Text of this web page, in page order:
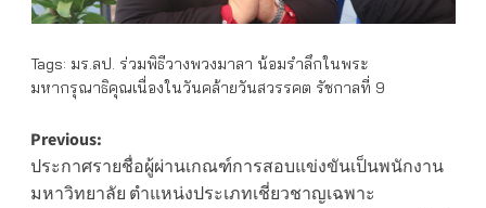
Tags: มร.ลป. ร่วมพิธีวางพวงมาลา น้อมรำลึกในพระ
มหากรุณาธิคุณเนื่องในวันคล้ายวันสวรรคต รัชกาลที่ 9
Post
navigation
Previous:
ประกาศรายชื่อผู้ผ่านเกณฑ์การสอบแข่งขันเป็นพนักงาน
มหาวิทยาลัย ตำแหน่งประเภทเชี่ยวชาญเฉพาะ